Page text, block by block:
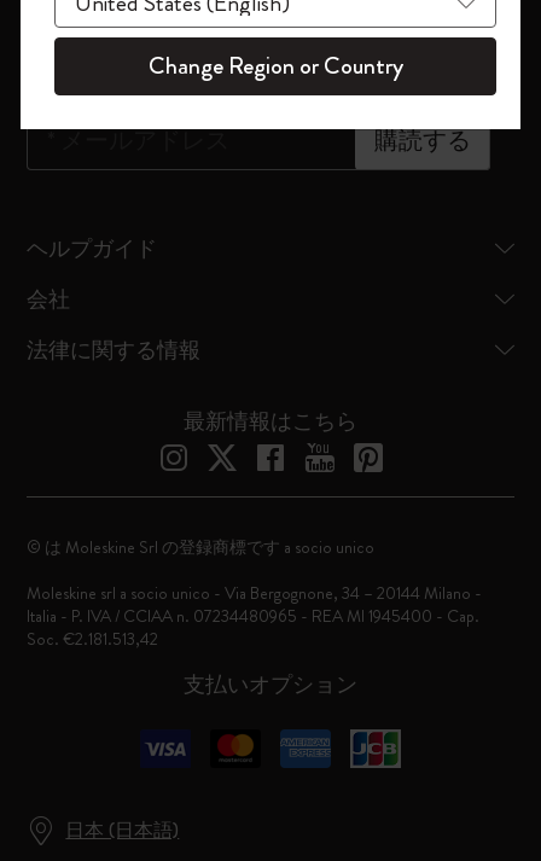
ニュースレター登録
購読する
*メールアドレス
ヘルプガイド
会社
法律に関する情報
最新情報はこちら
日本 (日本語)
支払いオプション
© は Moleskine Srl の登録商標です a socio unico
Moleskine srl a socio unico - Via Bergognone, 34 – 20144 Milano -
Italia - P. IVA / CCIAA n. 07234480965 - REA MI 1945400 - Cap.
Soc. €2.181.513,42
今すぐ会員登録 !
Change Region or Country